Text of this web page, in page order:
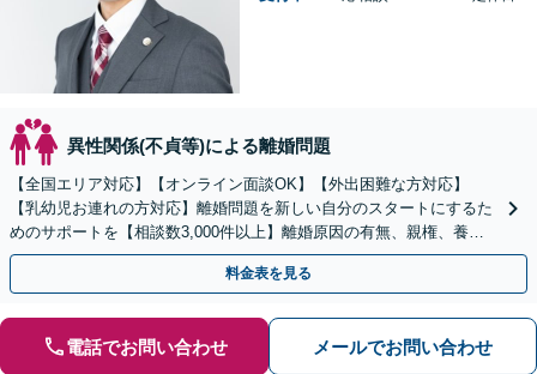
異性関係(不貞等)による離婚問題
【全国エリア対応】【オンライン面談OK】【外出困難な方対応】
【乳幼児お連れの方対応】離婚問題を新しい自分のスタートにするた
めのサポートを【相談数3,000件以上】離婚原因の有無、親権、養育
費、財産分与、慰謝料請求【夜間・休日相談可】
料金表を見る
電話でお問い合わせ メールでお問い合わせ